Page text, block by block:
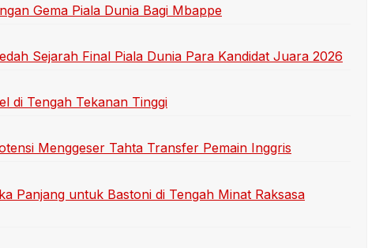
Gema Piala Dunia Bagi Mbappe
Sejarah Final Piala Dunia Para Kandidat Juara 2026
di Tengah Tekanan Tinggi
Menggeser Tahta Transfer Pemain Inggris
Panjang untuk Bastoni di Tengah Minat Raksasa